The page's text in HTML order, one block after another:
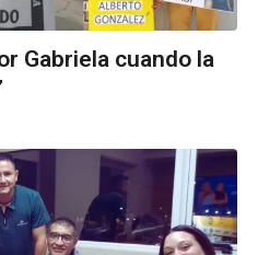
Gabriela cuando la